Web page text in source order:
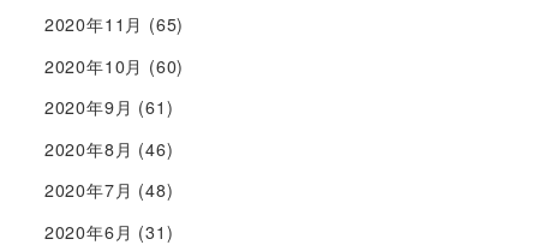
2020年11月 (65)
2020年10月 (60)
2020年9月 (61)
2020年8月 (46)
2020年7月 (48)
2020年6月 (31)